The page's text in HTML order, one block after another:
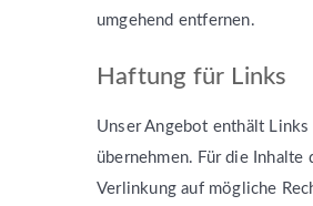
umgehend entfernen.
Haftung für Links
Unser Angebot enthält
übernehmen. Für die
Verlinkung auf mögliche